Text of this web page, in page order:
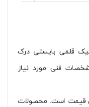
قلمی بایستی درک
فنی مورد نیاز
قیمت است. محصولات